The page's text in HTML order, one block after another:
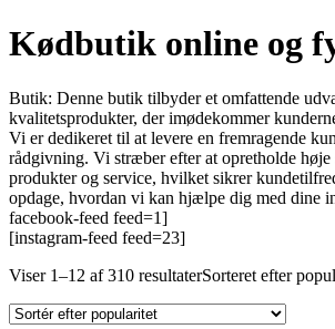
Kødbutik online og
Butik: Denne butik tilbyder et omfattende
kvalitetsprodukter, der imødekommer
Vi er dedikeret til at levere en fremragende
rådgivning. Vi stræber efter at opretholde høje
produkter og service, hvilket sikrer
opdage, hvordan vi kan hjælpe dig med dine
facebook-feed feed=1]
[instagram-feed feed=23]
Viser 1–12 af 310 resultaterSorteret efter